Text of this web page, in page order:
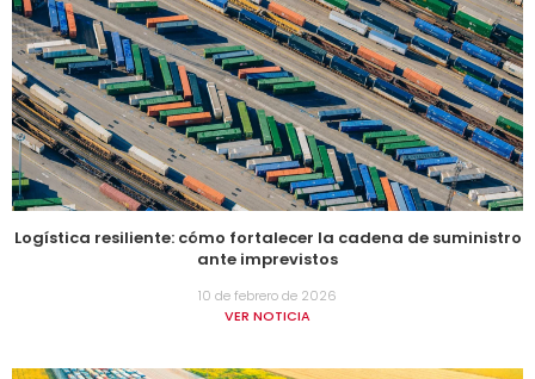
Logística resiliente: cómo fortalecer la cadena de suministro
ante imprevistos
10 de febrero de 2026
VER NOTICIA